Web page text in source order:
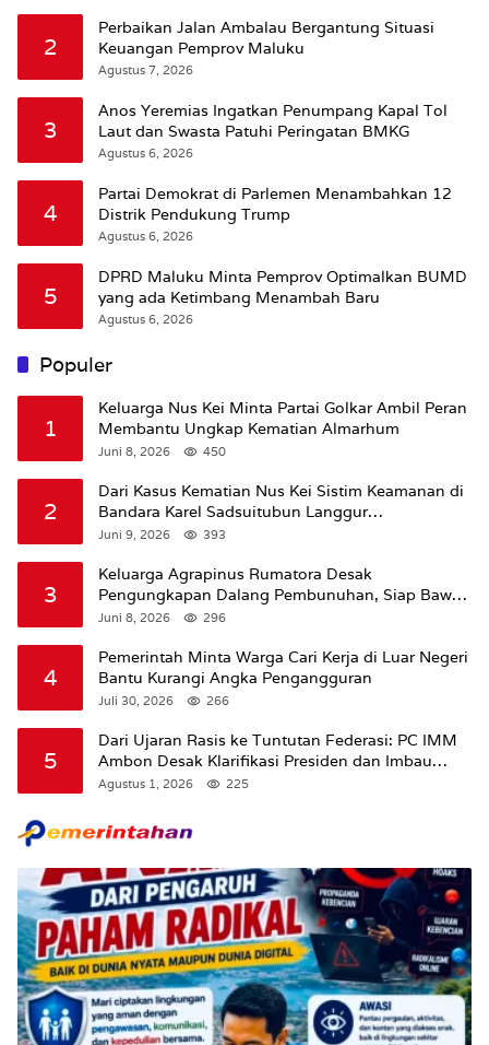
2
Perbaikan Jalan Ambalau Bergantung Situasi
Keuangan Pemprov Maluku
Agustus 7, 2026
3
Anos Yeremias Ingatkan Penumpang Kapal Tol
Laut dan Swasta Patuhi Peringatan BMKG
Agustus 6, 2026
4
Partai Demokrat di Parlemen Menambahkan 12
Distrik Pendukung Trump
Agustus 6, 2026
5
DPRD Maluku Minta Pemprov Optimalkan BUMD
yang ada Ketimbang Menambah Baru
Agustus 6, 2026
Populer
1
Keluarga Nus Kei Minta Partai Golkar Ambil Peran
Membantu Ungkap Kematian Almarhum
Juni 8, 2026 450
2
Dari Kasus Kematian Nus Kei Sistim Keamanan di
Bandara Karel Sadsuitubun Langgur
Dipertanyakan
Juni 9, 2026 393
3
Keluarga Agrapinus Rumatora Desak
Pengungkapan Dalang Pembunuhan, Siap Bawa
Kasus ke Komisi III DPR RI
Juni 8, 2026 296
4
Pemerintah Minta Warga Cari Kerja di Luar Negeri
Bantu Kurangi Angka Pengangguran
Juli 30, 2026 266
5
Dari Ujaran Rasis ke Tuntutan Federasi: PC IMM
Ambon Desak Klarifikasi Presiden dan Imbau
Tunda Pengibaran Bendera Merah Putih Di
Agustus 1, 2026 225